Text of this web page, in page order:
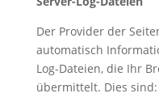
Der Provider der
automatisch
Log-Dateien, die Ihr
übermittelt. Dies sind: